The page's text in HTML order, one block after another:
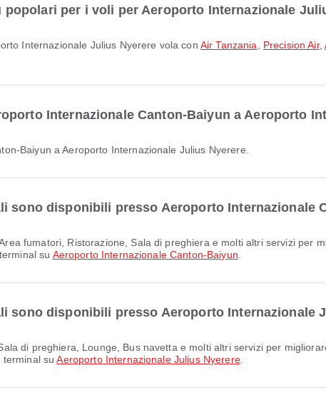
per i voli per Aeroporto Internazionale
Internazionale Julius Nyerere vola con Air Tanzania Precision Air,
Internazionale Canton-Baiyun a Aeroporto
Baiyun a Aeroporto Internazionale Julius Nyerere.
sono disponibili presso Aeroporto Internazionale
su Aeroporto Internazionale Canton-Baiyun
sono disponibili presso Aeroporto Internazionale
terminal suAeroporto Internazionale Julius Nyerere.